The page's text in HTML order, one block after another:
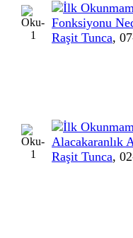
Fonksiyonu
Raşit Tunca,
Alacakaranlık
Raşit Tunca,